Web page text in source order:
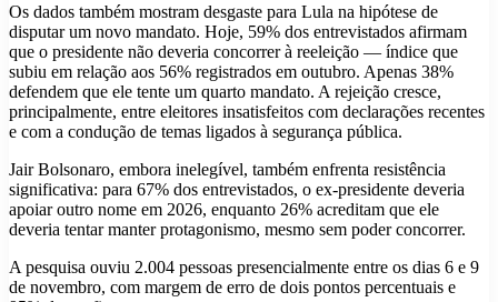
Os dados também mostram desgaste para Lula na hipótese de
disputar um novo mandato. Hoje, 59% dos entrevistados afirmam
que o presidente não deveria concorrer à reeleição — índice que
subiu em relação aos 56% registrados em outubro. Apenas 38%
defendem que ele tente um quarto mandato. A rejeição cresce,
principalmente, entre eleitores insatisfeitos com declarações recentes
e com a condução de temas ligados à segurança pública.
Jair Bolsonaro, embora inelegível, também enfrenta resistência
significativa: para 67% dos entrevistados, o ex-presidente deveria
apoiar outro nome em 2026, enquanto 26% acreditam que ele
deveria tentar manter protagonismo, mesmo sem poder concorrer.
A pesquisa ouviu 2.004 pessoas presencialmente entre os dias 6 e 9
de novembro, com margem de erro de dois pontos percentuais e